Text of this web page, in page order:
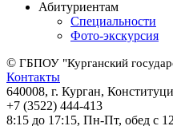
Абитуриентам
Специальности
Фото-экскурсия
© ГБПОУ "Курганский
Контакты
640008, г. Курган,
+7 (3522) 444-413
8:15 до 17:15, Пн-Пт, обед с